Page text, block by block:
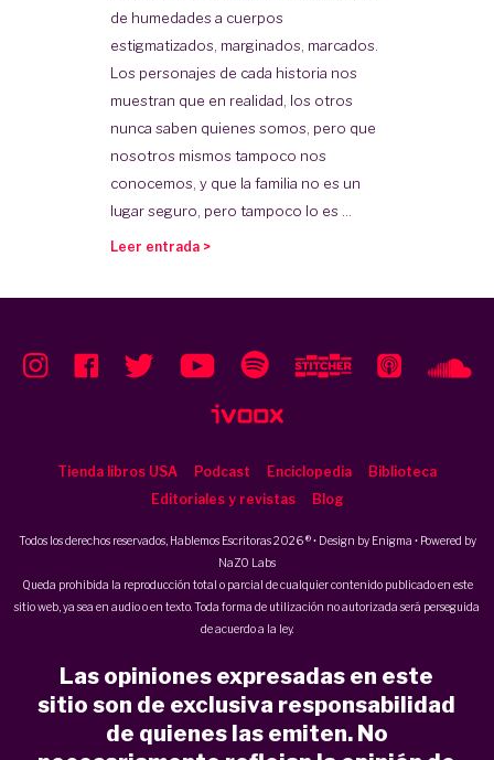
de humedades a cuerpos
estigmatizados, marginados, marcados.
Los personajes de cada historia nos
muestran que en realidad, los otros
nunca saben quienes somos, pero que
nosotros mismos tampoco nos
conocemos, y que la familia no es un
lugar seguro, pero tampoco lo es ...
Leer entrada >
Tienda libros USA Podcast Enciclopedia
Biblioteca
Editoriales y revistas
Blog
Todos los derechos reservados, Hablemos Escritoras 2026 ® • Design by Enigma • Powered by
NaZO Labs
Queda prohibida la reproducción total o parcial de cualquier contenido publicado en este
sitio web, ya sea en audio o en texto. Toda forma de utilización no autorizada será perseguida
de acuerdo a la ley.
Las opiniones expresadas en este
sitio son de exclusiva responsabilidad
de quienes las emiten. No